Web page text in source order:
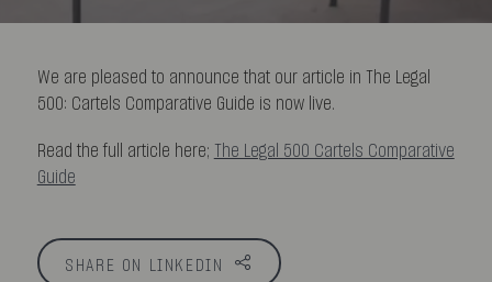
We are pleased to announce that our article in The Legal
500: Cartels Comparative Guide is now live.
Read the full article here;
The Legal 500 Cartels Comparative
Guide
SHARE ON LINKEDIN